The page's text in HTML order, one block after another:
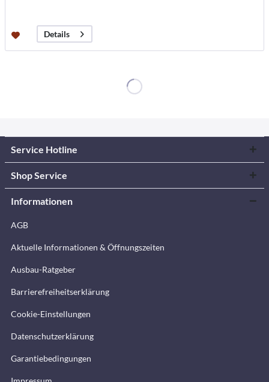
Details
Service Hotline
Shop Service
Informationen
AGB
Aktuelle Informationen & Öffnungszeiten
Ausbau-Ratgeber
Barrierefreiheitserklärung
Cookie-Einstellungen
Datenschutzerklärung
Garantiebedingungen